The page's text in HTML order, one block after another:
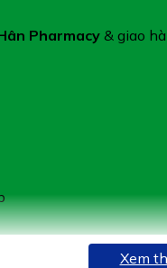
Pharmacy & giao
Xem